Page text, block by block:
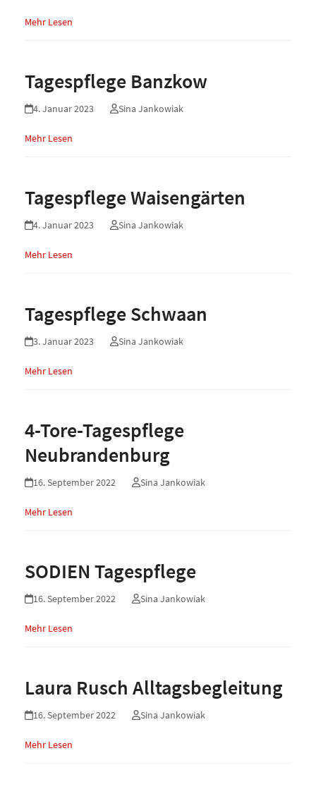
Mehr Lesen
Tagespflege Banzkow
4. Januar 2023 Sina Jankowiak
Mehr Lesen
Tagespflege Waisengärten
4. Januar 2023 Sina Jankowiak
Mehr Lesen
Tagespflege Schwaan
3. Januar 2023 Sina Jankowiak
Mehr Lesen
4-Tore-Tagespflege
Neubrandenburg
16. September 2022 Sina Jankowiak
Mehr Lesen
SODIEN Tagespflege
16. September 2022 Sina Jankowiak
Mehr Lesen
Laura Rusch Alltagsbegleitung
16. September 2022 Sina Jankowiak
Mehr Lesen